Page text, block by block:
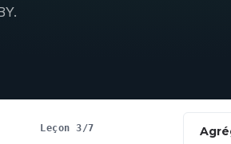
Leçon 3/7